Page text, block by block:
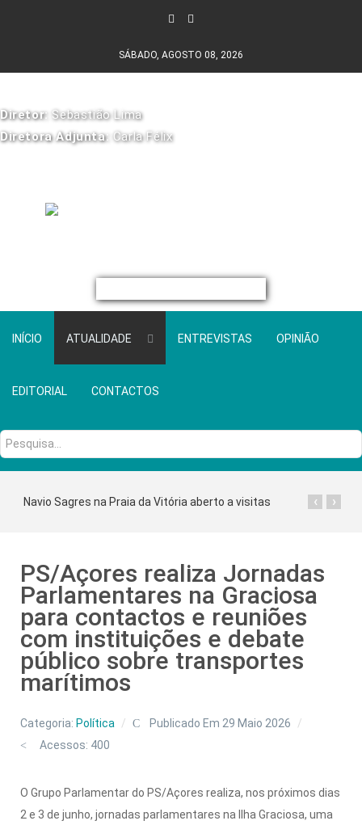
SÁBADO, AGOSTO 08, 2026
Diretor: Sebastião Lima
Diretora Adjunta: Carla Félix
INÍCIO ATUALIDADE ENTREVISTAS OPINIÃO
EDITORIAL CONTACTOS
Pesquisa...
Navio Sagres na Praia da Vitória aberto a visitas ›
‹
PS/Açores realiza Jornadas
Parlamentares na Graciosa
para contactos e reuniões
com instituições e debate
público sobre transportes
marítimos
Categoria: Política
Publicado Em 29 Maio 2026
Acessos: 400
O Grupo Parlamentar do PS/Açores realiza, nos próximos dias
2 e 3 de junho, jornadas parlamentares na Ilha Graciosa, uma